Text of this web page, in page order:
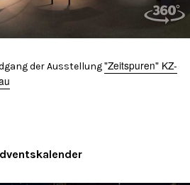
der Ausstellung"Zeitspuren" KZ-